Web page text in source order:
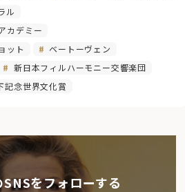
ル
カデミー
ット
ベートーヴェン
新日本フィルハーモニー交響楽団
記念世界文化賞
をフォローする